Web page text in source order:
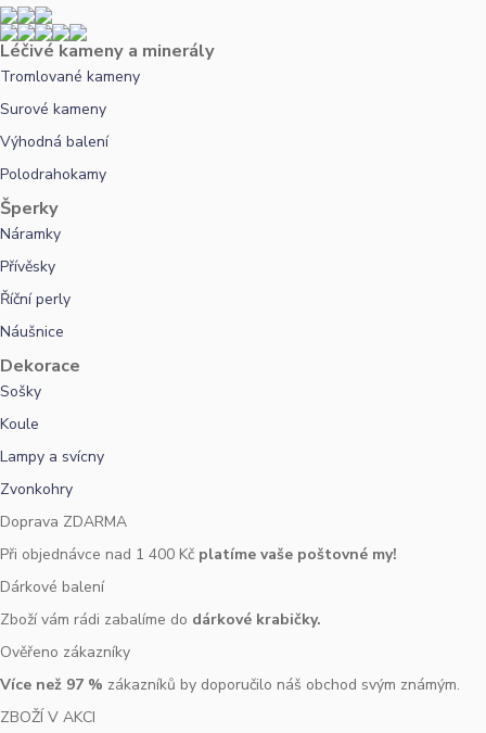
Léčivé kameny a minerály
Tromlované kameny
Surové kameny
Výhodná balení
Polodrahokamy
Šperky
Náramky
Přívěsky
Říční perly
Náušnice
Dekorace
Sošky
Koule
Lampy a svícny
Zvonkohry
Doprava ZDARMA
Při objednávce nad 1 400 Kč platíme vaše poštovné my!
Dárkové balení
Zboží vám rádi zabalíme do dárkové krabičky.
Ověřeno zákazníky
Více než 97 % zákazníků by doporučilo náš obchod svým známým.
ZBOŽÍ V AKCI